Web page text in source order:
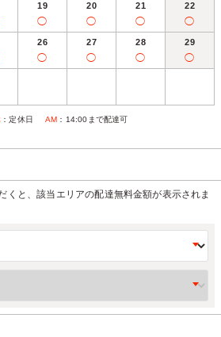
19
◯
20
◯
21
◯
22
◯
26
◯
27
◯
28
◯
29
◯
：定休日 AM ：14:00まで配達可
くと、該当エリアの配達無料金額が表示されま